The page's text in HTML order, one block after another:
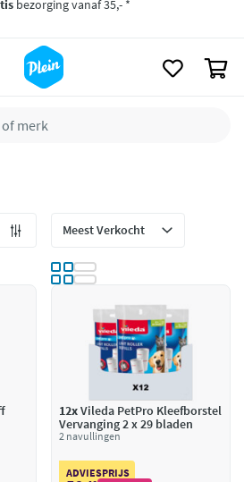
uiterlijkzaterdag
retourneren
12xVileda PetPro Kleefborstel
Vervanging 2 x 29 bladen
2 navullingen
ADVIESPRIJS